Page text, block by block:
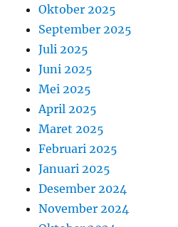
Oktober 2025
September 2025
Juli 2025
Juni 2025
Mei 2025
April 2025
Maret 2025
Februari 2025
Januari 2025
Desember 2024
November 2024